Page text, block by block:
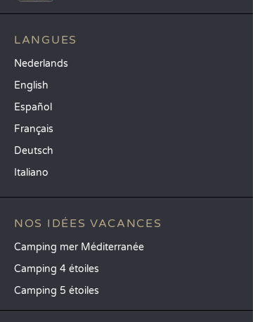
LANGUES
Nederlands
English
Español
Français
Deutsch
Italiano
NOS IDÉES VACANCES
Camping mer Méditerranée
Camping 4 étoiles
Camping 5 étoiles